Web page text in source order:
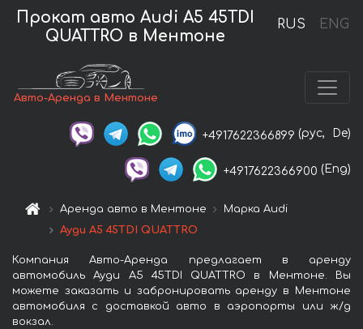
RUS ENG
Прокат авто Audi A5 45TDI
QUATTRO в Ментоне
Авто-Аренда в Ментоне
+4917622366899 (рус, De)
+4917622366900 (Eng)
Аренда авто в Ментоне
Марка Audi
Ауди A5 45TDI QUATTRO
Компания Авто-Аренда предлагает в аренду
автомобиль Ауди A5 45TDI QUATTRO в Ментоне. Вы
можете заказать и забронировать аренду в Ментоне
автомобиля с доставкой авто в аэропорты или ж/д
вокзал.